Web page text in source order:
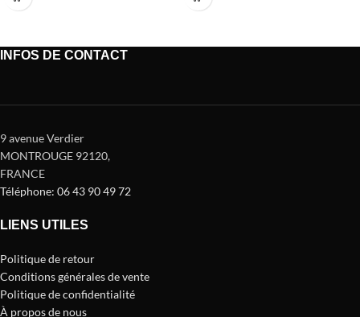
INFOS DE CONTACT
9 avenue Verdier
MONTROUGE 92120,
FRANCE
Téléphone: 06 43 90 49 72
LIENS UTILES
Politique de retour
Conditions générales de vente
Politique de confidentialité
À propos de nous